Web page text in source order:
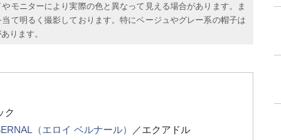
モニターにより実際の色と異なって見える場合があります。ま
て明るく撮影しております。特にベージュやグレー系の帽子は
ります。
ク
（エロイ ベルナール）
／エクアドル